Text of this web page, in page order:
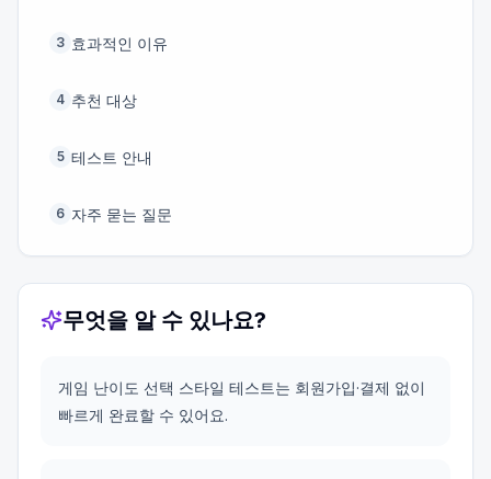
3 효과적인 이유
4 추천 대상
5 테스트 안내
6 자주 묻는 질문
무엇을 알 수 있나요?
게임 난이도 선택 스타일 테스트는 회원가입·결제 없이
빠르게 완료할 수 있어요.